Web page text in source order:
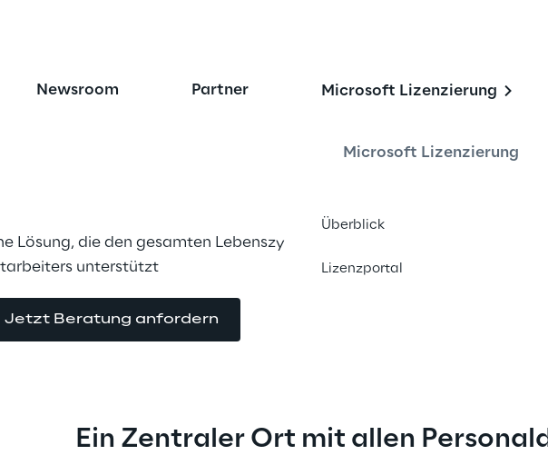
Newsroom Partner Microsoft Lizenzierung
Microsoft Lizenzierung
Überblick
Lizenzportal
für HR Management
Lösung, die den gesamten Lebenszyklus eines
unterstützt
Jetzt Beratung anfordern
Ein Zentraler Ort mit allen